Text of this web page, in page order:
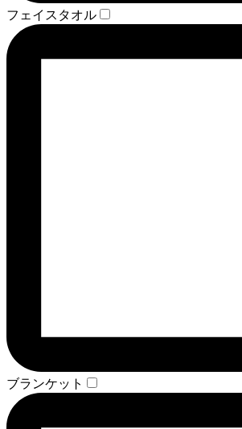
フェイスタオル
ブランケット